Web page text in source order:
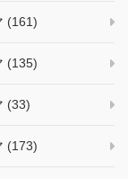
(161)
(135)
(33)
(173)